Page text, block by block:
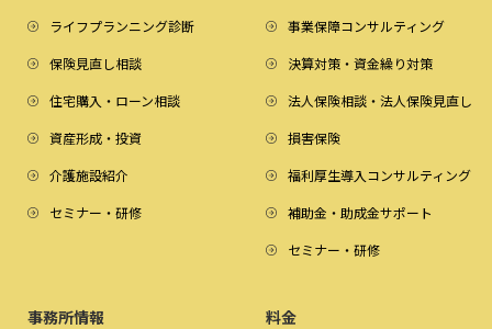
ライフプランニング診断
保険見直し相談
住宅購入・ローン相談
資産形成・投資
介護施設紹介
セミナー・研修
事業保障コンサルティング
決算対策・資金繰り対策
法人保険相談・法人保険見直し
損害保険
福利厚生導入コンサルティング
補助金・助成金サポート
セミナー・研修
事務所情報 料金